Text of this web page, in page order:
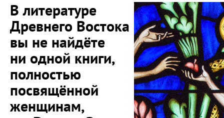
В литературе
Древнего Востока
вы не найдёте
ни одной книги,
полностью
посвящённой
женщинам,